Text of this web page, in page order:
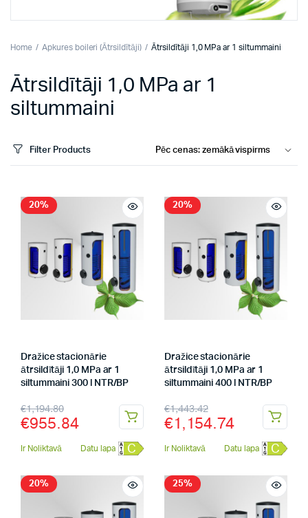
Home Apkures boileri (Ātrsildītāji) Ātrsildītāji 1,0 MPa ar 1 siltummaini
Ātrsildītāji 1,0 MPa ar 1
siltummaini
Filter Products
20%
Dražice stacionārie
ātrsildītāji 1,0 MPa ar 1
siltummaini 300 l NTR/BP
€1,194.80
€955.84
Ir Noliktavā Datu lapa C
20%
Dražice stacionārie
ātrsildītāji 1,0 MPa ar 1
siltummaini 400 l NTR/BP
€1,443.42
€1,154.74
Ir Noliktavā Datu lapa C
20% 25%